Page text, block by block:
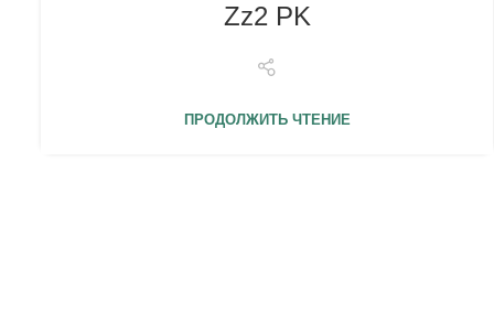
Zz2 PK
ПРОДОЛЖИТЬ ЧТЕНИЕ